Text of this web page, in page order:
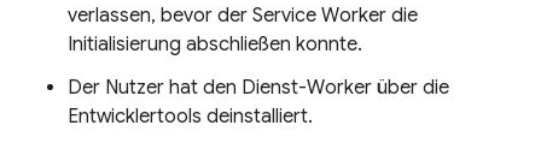
verlassen, bevor der Service Worker die
Initialisierung abschließen konnte.
Der Nutzer hat den Dienst-Worker über die
Entwicklertools deinstalliert.